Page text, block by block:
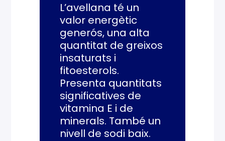
L’avellana té un
valor energètic
generós, una alta
quantitat de greixos
insaturats i
fitoesterols.
Presenta quantitats
significatives de
vitamina E i de
minerals. També un
nivell de sodi baix.